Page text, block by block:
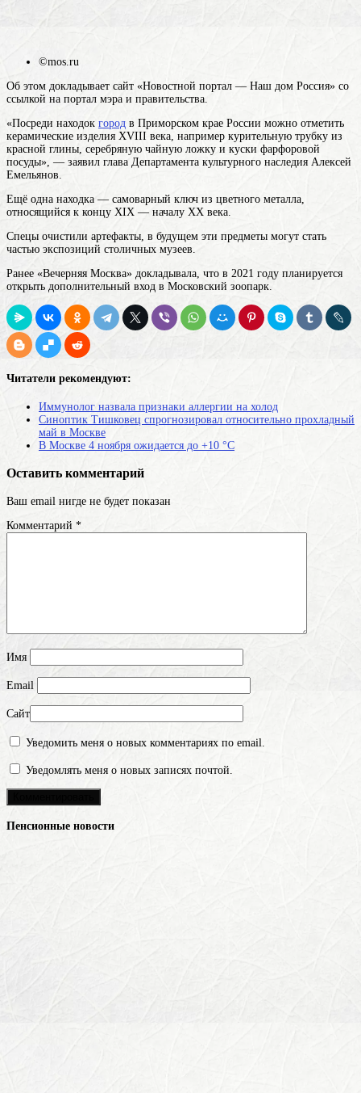
©mos.ru
Об этом докладывает сайт «Новостной портал — Наш дом Россия» со
ссылкой на портал мэра и правительства.
«Посреди находок город в Приморском крае России можно отметить
керамические изделия XVIII века, например курительную трубку из
красной глины, серебряную чайную ложку и куски фарфоровой
посуды», — заявил глава Департамента культурного наследия Алексей
Емельянов.
Ещё одна находка — самоварный ключ из цветного металла,
относящийся к концу XIX — началу ХХ века.
Спецы очистили артефакты, в будущем эти предметы могут стать
частью экспозиций столичных музеев.
Ранее «Вечерняя Москва» докладывала, что в 2021 году планируется
открыть дополнительный вход в Московский зоопарк.
Читатели рекомендуют:
Иммунолог назвала признаки аллергии на холод
Синоптик Тишковец спрогнозировал относительно прохладный
май в Москве
В Москве 4 ноября ожидается до +10 °С
Оставить комментарий
Ваш email нигде не будет показан
Комментарий *
Имя
Email
Сайт
Уведомить меня о новых комментариях по email.
Уведомлять меня о новых записях почтой.
Пенсионные новости